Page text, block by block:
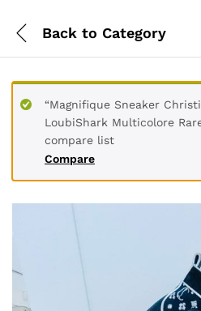
Back to Category
Compare
“Magnifique Sneaker
LoubiShark Multicolore
compare list